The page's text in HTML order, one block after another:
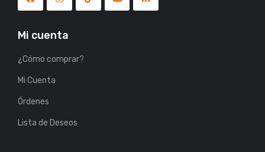
Mi cuenta
¿Cómo comprar?
Mi Cuenta
Órdenes
Lista de Deseos